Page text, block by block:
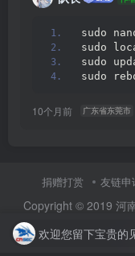
sudo
sudo
sudo
sudo
10个月前 广东省东莞市
捐赠打赏 友链申
Copyright © 2019 河
欢迎您留下宝贵的